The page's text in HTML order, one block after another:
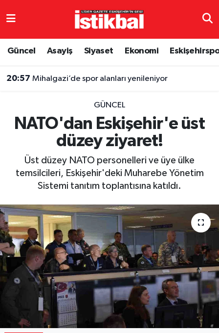
Güncel Asayiş Siyaset Ekonomi
20:57 Mihalgazi’de spor alanları yenileniyor
GÜNCEL
NATO'dan Eskişehir'e üst
düzey ziyaret!
Üst düzey NATO personelleri ve üye ülke
temsilcileri, Eskişehir'deki Muharebe Yönetim
Sistemi tanıtım toplantısına katıldı.
Eskişehirspor
Eğitim
Ekonomi
Sağlık
Yaşam
Resmi ilanlar
Eskişehir Nöbetçi Eczaneler
TFF 3.Lig 4.Grup Puan Durumu ve Fikstür
Tüm Manşetler
Son Dakika Haberleri
Haber Arşivi